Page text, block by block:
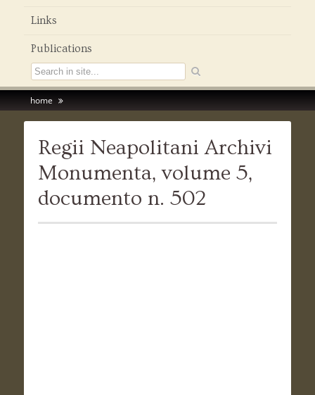
Links
Publications
home
Regii Neapolitani Archivi
Monumenta, volume 5,
documento n. 502